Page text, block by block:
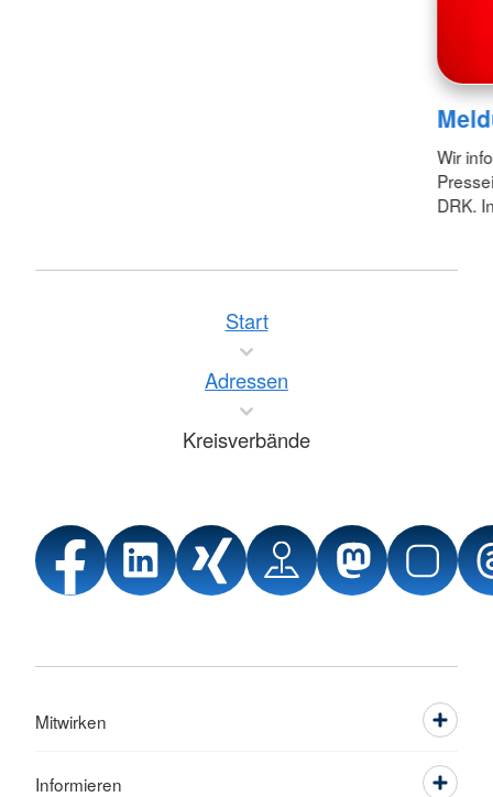
Wir
DRK.
Start
Adressen
Kreisverbände
Mitwirken
Informieren